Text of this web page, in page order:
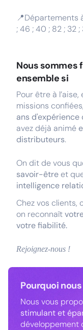
📍Départements
; 46 ; 40 ; 82 ; 32 ;
Nous sommes
ensemble si
Pour être à
missions
ans
avez déjà animé
distributeurs.
On dit de vous
savoir-être et
intelligence
Chez vos clients,
on reconnaît
votre fiabilité.
Rejoignez-nous !
Pourquoi
Nous vous
stimulant et
développement